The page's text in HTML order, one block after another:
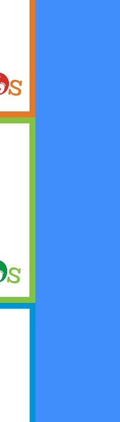
de Intercambio, Becas,
Comunitario.
Y Ecoturismo
Deportes Ecológicos,
Culturales
Clases de Capoeira y Clases de Surf.